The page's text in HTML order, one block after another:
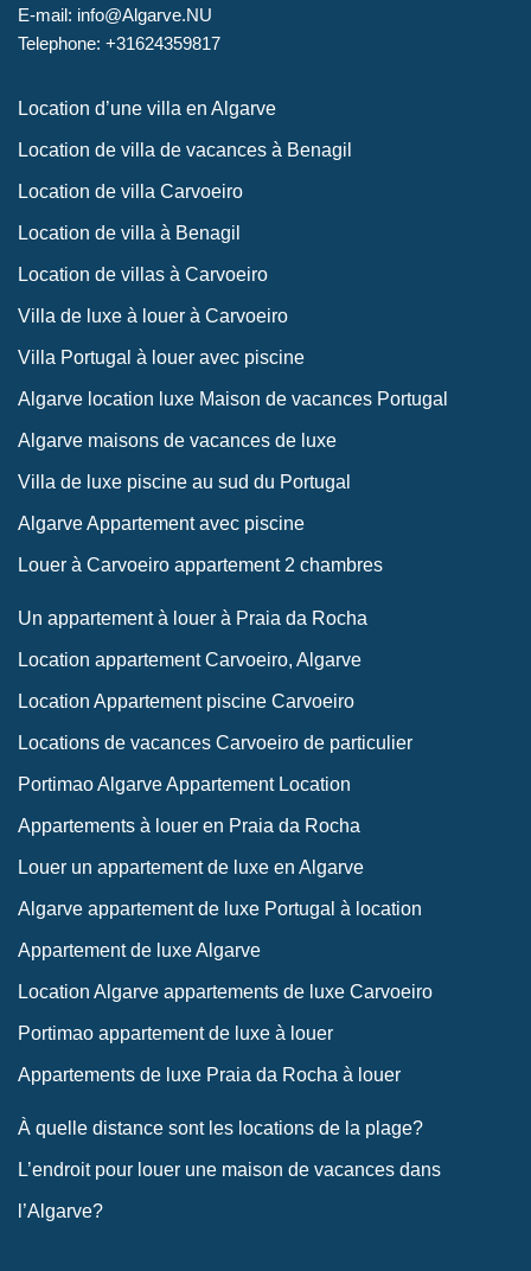
E-mail: info@Algarve.NU
Telephone: +31624359817
Location d’une villa en Algarve
Location de villa de vacances à Benagil
Location de villa Carvoeiro
Location de villa à Benagil
Location de villas à Carvoeiro
Villa de luxe à louer à Carvoeiro
Villa Portugal à louer avec piscine
Algarve location luxe Maison de vacances Portugal
Algarve maisons de vacances de luxe
Villa de luxe piscine au sud du Portugal
Algarve Appartement avec piscine
Louer à Carvoeiro appartement 2 chambres
Un appartement à louer à Praia da Rocha
Location appartement Carvoeiro, Algarve
Location Appartement piscine Carvoeiro
Locations de vacances Carvoeiro de particulier
Portimao Algarve Appartement Location
Appartements à louer en Praia da Rocha
Louer un appartement de luxe en Algarve
Algarve appartement de luxe Portugal à location
Appartement de luxe Algarve
Location Algarve appartements de luxe Carvoeiro
Portimao appartement de luxe à louer
Appartements de luxe Praia da Rocha à louer
À quelle distance sont les locations de la plage?
L’endroit pour louer une maison de vacances dans
l’Algarve?